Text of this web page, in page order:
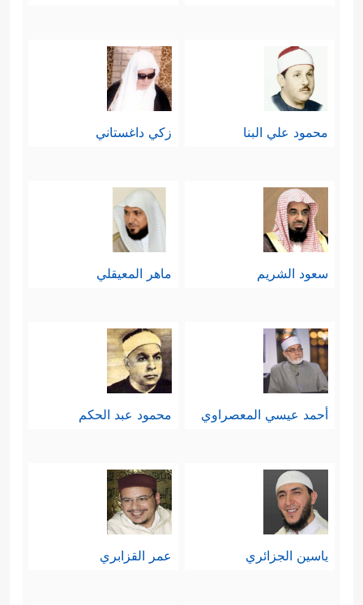
محمود علي البنا زكي داغستاني
سعود الشريم ماهر المعيقلي
أحمد عيسي المعصراوي محمود عبد الحكم
ياسين الجزائري عمر القزابري